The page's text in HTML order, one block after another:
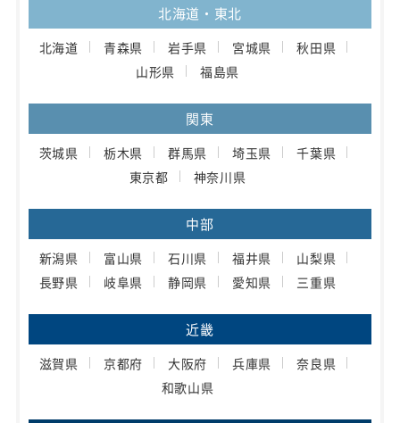
北海道・東北
北海道 青森県 岩手県 宮城県
秋田県
山形県
福島県
関東
茨城県 栃木県 群馬県 埼玉県
千葉県
東京都
神奈川県
中部
新潟県 富山県 石川県 福井県
山梨県
長野県
岐阜県 静岡県 愛知県 三重県
近畿
滋賀県 京都府 大阪府 兵庫県
奈良県
和歌山県